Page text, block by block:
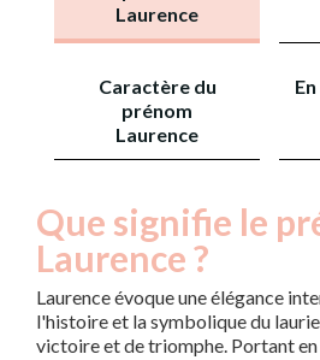
Laurence
Caractère du
prénom
Laurence
Que signifie le
Laurence ?
Laurence évoque une élégance
l'histoire et la symbolique du
victoire et de triomphe. Portant